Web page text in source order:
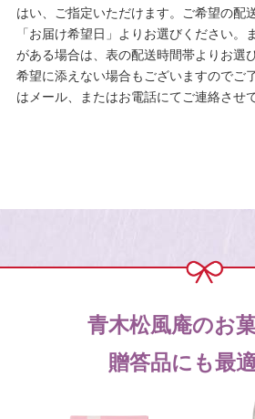
はい、ご指定いただけます。ご希望の配
「お届け希望日」よりお選びください。
がある場合は、表の配送時間帯よりお選
希望に添えない場合もございますのでご
はメール、またはお電話にてご連絡させ
青木松風庵のお菓
贈答品にも最